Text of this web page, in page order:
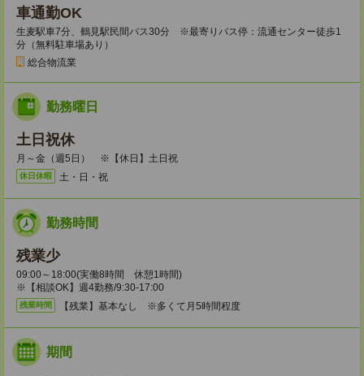
車通勤OK
生麦駅車7分、鶴見駅民間バス30分 ※最寄りバス停：流通センター徒歩1
分（無料駐車場あり）
総合物流業
勤務曜日
土日祝休
月～金（週5日） ※【休日】土日祝
休日休暇 土・日・祝
勤務時間
残業少
09:00～18:00(実働8時間 休憩1時間)
※【相談OK】週4勤務/9:30‐17:00
残業時間 【残業】基本なし ※多くて月5時間程度
期間